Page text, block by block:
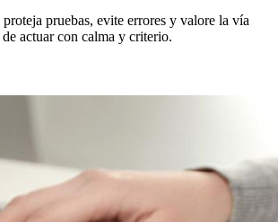
pruebas, evite errores y valore la vía
de actuar con calma y criterio.